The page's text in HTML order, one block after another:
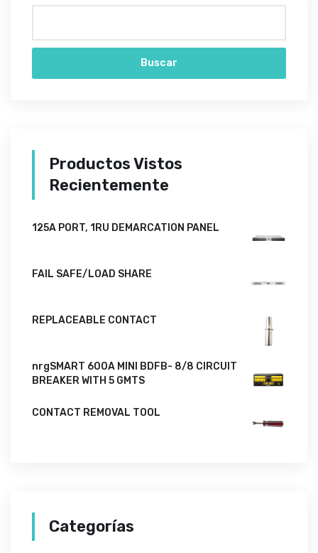
Buscar
Productos Vistos
Recientemente
125A PORT, 1RU DEMARCATION PANEL
FAIL SAFE/LOAD SHARE
REPLACEABLE CONTACT
nrgSMART 600A MINI BDFB- 8/8 CIRCUIT
BREAKER WITH 5 GMTS
CONTACT REMOVAL TOOL
Categorías